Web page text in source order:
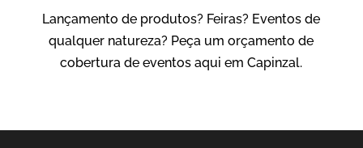
IBCC
Vídeo Institucional
Lançamento de produtos? Feiras? Eventos de
qualquer natureza? Peça um orçamento de
cobertura de eventos aqui em Capinzal.